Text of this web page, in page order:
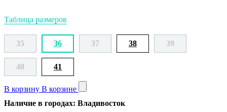
Таблица размеров
35 36 37 38 39
40 41
В корзину В корзине
Наличие в городах: Владивосток